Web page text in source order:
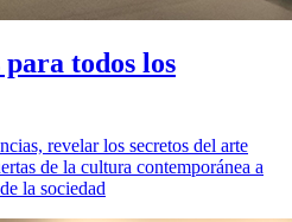
todos los
revelar los secretos del arte
de la cultura contemporánea a
la sociedad